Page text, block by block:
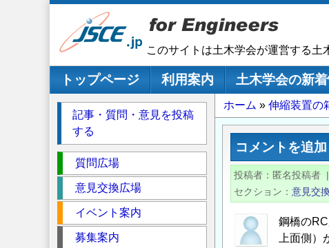
このサイトは土木学会が運営する土
メインナビゲーション
トップページ 利用案内 土木学会の新
パ
ン
ず
ホーム 伸縮装置の
コメントを追加
投稿者 匿名投稿者 |
セクション
意見交
鋼橋の
上面側
記事・質問・意見を投稿
する
ク
シ
質問広場
意見交換広場
イベント案内
募集案内